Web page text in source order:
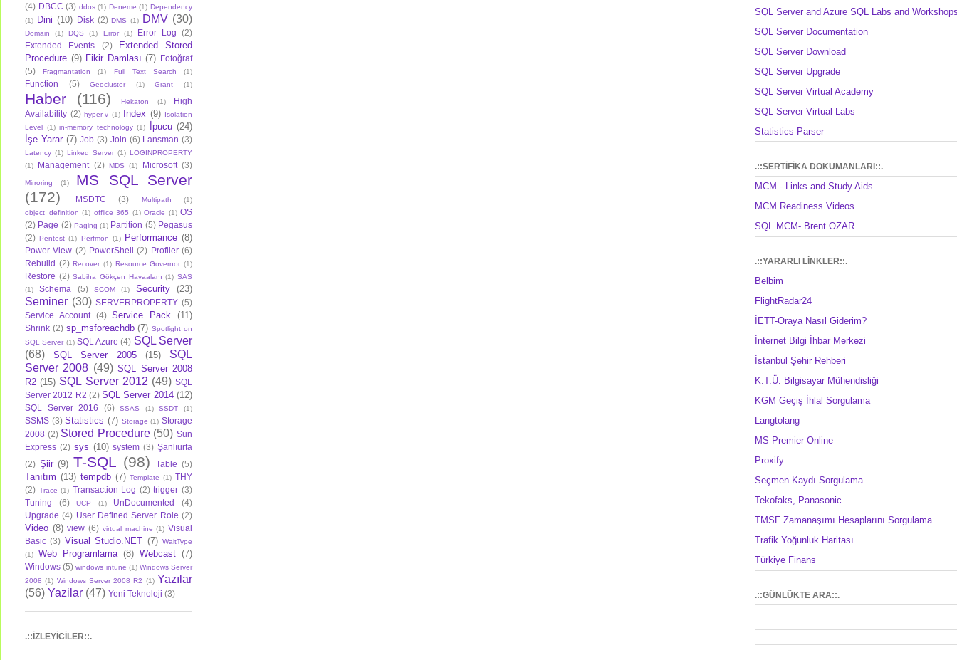
(4) DBCC (3) ddos (1) Deneme (1) Dependency
(1)
Dini (10) Disk (2) DMS (1) DMV (30)
Domain (1) DQS (1) Error (1) Error Log
(2)
Extended Events
(2)
Extended Stored
Procedure (9) Fikir Damlası (7)
Fotoğraf
(5)
Fragmantation (1) Full Text Search (1)
Function (5) Geocluster (1) Grant (1)
Haber (116) Hekaton (1)
High
Availability (2) hyper-v (1) Index (9)
Isolation
Level
(1) in-memory technology (1) İpucu (24)
İşe Yarar (7) Job (3) Join (6) Lansman (3)
Latency (1) Linked Server (1) LOGINPROPERTY
(1)
Management (2) MDS (1) Microsoft (3)
Mirroring (1)
MS SQL Server
(172)
MSDTC (3) Multipath
(1)
object_definition (1) offlice 365 (1) Oracle (1) OS
(2) Page (2) Paging (1) Partition (5) Pegasus
(2) Pentest (1) Perfmon (1) Performance (8)
Power View (2) PowerShell (2) Profiler (6)
Rebuild (2) Recover (1) Resource Governor (1)
Restore (2) Sabiha Gökçen Havaalanı (1) SAS
(1)
Schema (5) SCOM (1) Security (23)
Seminer (30) SERVERPROPERTY (5)
Service Account
(4) Service Pack (11)
Shrink (2) sp_msforeachdb (7) Spotlight on
SQL Server (1) SQL Azure (4) SQL Server
(68)
SQL Server 2005 (15)
SQL
Server 2008 (49) SQL Server 2008
R2 (15) SQL Server 2012 (49) SQL
Server 2012 R2 (2) SQL Server 2014 (12)
SQL Server 2016 (6) SSAS (1) SSDT (1)
SSMS (3) Statistics (7) Storage (1) Storage
2008 (2) Stored Procedure (50) Sun
Express (2) sys (10) system (3) Şanlıurfa
(2) Şiir (9) T-SQL (98) Table (5)
Tanıtım (13) tempdb (7) Template (1) THY
(2) Trace (1) Transaction Log (2) trigger (3)
Tuning
(6) UCP (1) UnDocumented
(4)
Upgrade (4) User Defined Server Role (2)
Video (8) view (6) virtual machine (1) Visual
Basic (3) Visual Studio.NET (7) WaitType
(1)
Web Programlama (8) Webcast (7)
Windows (5) windows intune (1) Windows Server
2008 (1) Windows Server 2008 R2 (1) Yazılar
(56) Yazilar (47) Yeni Teknoloji (3)
.::İZLEYİCİLER::.
SQL Server and Azure SQL Labs and
SQL Server Documentation
SQL Server Download
SQL Server Upgrade
SQL Server Virtual Academy
SQL Server Virtual Labs
Statistics Parser
.::SERTİFİKA DÖKÜMANLARI::.
MCM - Links and Study Aids
MCM Readiness Videos
SQL MCM- Brent OZAR
.::YARARLI LİNKLER::.
Belbim
FlightRadar24
İETT-Oraya Nasıl Giderim?
İnternet Bilgi İhbar Merkezi
İstanbul Şehir Rehberi
K.T.Ü. Bilgisayar Mühendisliği
KGM Geçiş İhlal Sorgulama
Langtolang
MS Premier Online
Proxify
Seçmen Kaydı Sorgulama
Tekofaks, Panasonic
TMSF Zamanaşımı Hesaplarını Sorgulama
Trafik Yoğunluk Haritası
Türkiye Finans
.::GÜNLÜKTE ARA::.